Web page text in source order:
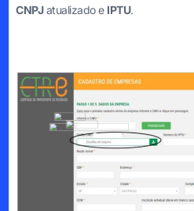
CNPJatualizado e IPTU.